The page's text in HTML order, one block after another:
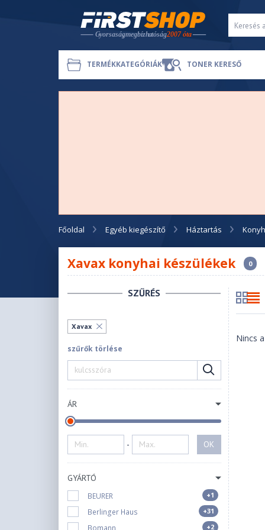
TERMÉKKATEGÓRIÁK TONER KERESŐ
Főoldal Egyéb kiegészítő Háztartás
Xavax konyhai készülékek 0
SZŰRÉS
Xavax
szűrők törlése
ÁR
- OK
GYÁRTÓ
BEURER +1
Berlinger Haus +31
Bomann +2
Nincs